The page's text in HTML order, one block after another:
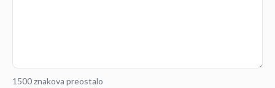
1500 znakova preostalo